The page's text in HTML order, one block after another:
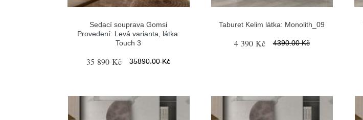
Sedací souprava Gomsi
Provedení: Levá varianta, látka:
Touch 3
35 890 Kč 35890.00 Kč
Taburet Kelim látka: Monolith_09
4 390 Kč 4390.00 Kč